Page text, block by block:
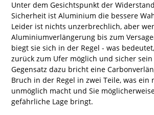
Unter dem Gesichtspunkt der
Sicherheit ist Aluminium die bessere
Leider ist nichts unzerbrechlich, aber
Aluminiumverlängerung bis zum
biegt sie sich in der Regel - was
zurück zum Ufer möglich und sicher
Gegensatz dazu bricht eine
Bruch in der Regel in zwei Teile, was ein
unmöglich macht und Sie
gefährliche Lage bringt.